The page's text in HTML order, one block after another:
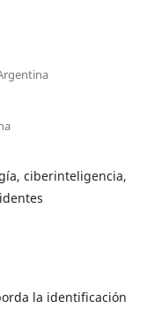
ciberinteligencia,
la identificación